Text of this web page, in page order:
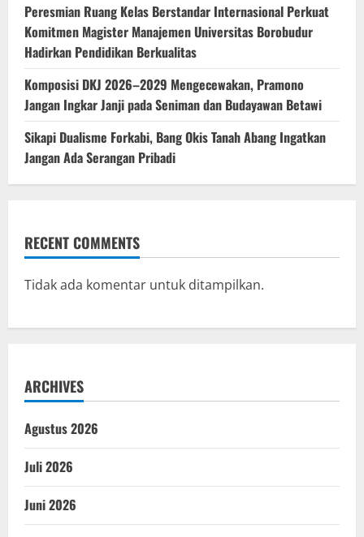
Peresmian Ruang Kelas Berstandar Internasional Perkuat
Komitmen Magister Manajemen Universitas Borobudur
Hadirkan Pendidikan Berkualitas
Komposisi DKJ 2026–2029 Mengecewakan, Pramono
Jangan Ingkar Janji pada Seniman dan Budayawan Betawi
Sikapi Dualisme Forkabi, Bang Okis Tanah Abang Ingatkan
Jangan Ada Serangan Pribadi
RECENT COMMENTS
Tidak ada komentar untuk ditampilkan.
ARCHIVES
Agustus 2026
Juli 2026
Juni 2026